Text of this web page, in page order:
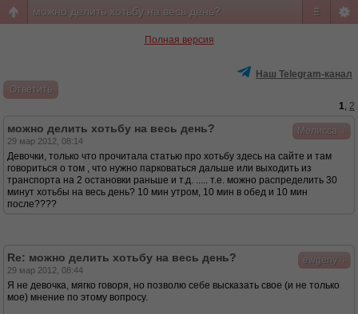
#
можно делить хотьбу на весь день?
Полная версия
Наш Telegram-канал
Ответить
1, 2
Мелисса
можно делить хотьбу на весь день?
29 мар 2012, 08:14
Девочки, только что прочитала статью про хотьбу здесь на сайте и там
говориться о том , что нужно парковаться дальше или выходить из
транспорта на 2 остановки раньше и т.д. ..... т.е. можно распределить 30
минут хотьбы на весь день? 10 мин утром, 10 мин в обед и 10 мин
после????
ewgeny
Re: можно делить хотьбу на весь день?
29 мар 2012, 08:44
Я не девочка, мягко говоря, но позволю себе высказать свое (и не только
мое) мнение по этому вопросу.